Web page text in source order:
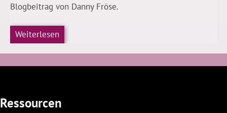
Blogbeitrag von Danny Fröse.
Weiterlesen
Ressourcen